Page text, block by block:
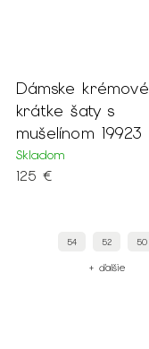
Dámske krémové
krátke šaty s
mušelínom 19923
Skladom
125 €
54 52 50
+ ďalšie